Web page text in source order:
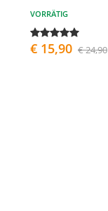
VORRÄTIG
€ 15,90 € 24,90